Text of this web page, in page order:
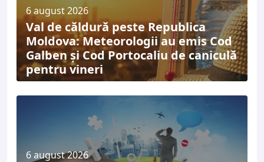
6 august 2026
Val de căldură peste Republica
Moldova: Meteorologii au emis Cod
Galben și Cod Portocaliu de caniculă
pentru vineri
6 august 2026